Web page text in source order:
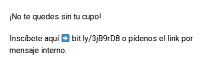
¡No te quedes sin tu cupo!
Inscíbete aquí
bit.ly/3jB9rD8 o pídenos el link por
mensaje interno.